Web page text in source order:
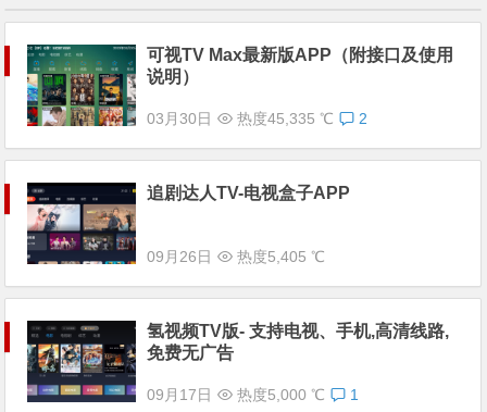
可视TV Max最新版APP（附接口及使用
说明）
03月30日 热度45,335 ℃ 2
追剧达人TV-电视盒子APP
09月26日 热度5,405 ℃
氢视频TV版- 支持电视、手机,高清线路,
免费无广告
09月17日 热度5,000 ℃ 1